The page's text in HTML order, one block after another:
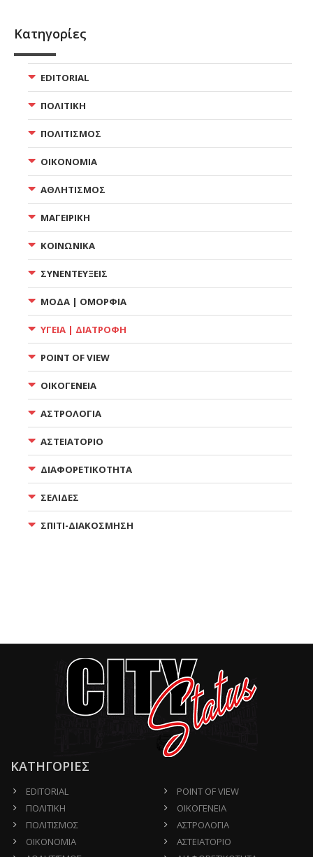
Κατηγορίες
EDITORIAL
ΠΟΛΙΤΙΚΗ
ΠΟΛΙΤΙΣΜΟΣ
ΟΙΚΟΝΟΜΙΑ
ΑΘΛΗΤΙΣΜΟΣ
ΜΑΓΕΙΡΙΚΗ
ΚΟΙΝΩΝΙΚΑ
ΣΥΝΕΝΤΕΥΞΕΙΣ
ΜΟΔΑ | ΟΜΟΡΦΙΑ
ΥΓΕΙΑ | ΔΙΑΤΡΟΦΗ
POINT OF VIEW
ΟΙΚΟΓΕΝΕΙΑ
ΑΣΤΡΟΛΟΓΙΑ
ΑΣΤΕΙΑΤΟΡΙΟ
ΔΙΑΦΟΡΕΤΙΚΟΤΗΤΑ
ΣΕΛΙΔΕΣ
ΣΠΙΤΙ-ΔΙΑΚΟΣΜΗΣΗ
ΚΑΤΗΓΟΡΙΕΣ
EDITORIAL
ΠΟΛΙΤΙΚΗ
ΠΟΛΙΤΙΣΜΟΣ
ΟΙΚΟΝΟΜΙΑ
POINT OF VIEW
ΟΙΚΟΓΕΝΕΙΑ
ΑΣΤΡΟΛΟΓΙΑ
ΑΣΤΕΙΑΤΟΡΙΟ